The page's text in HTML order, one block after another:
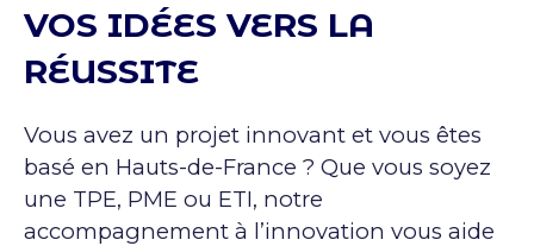
VOS IDÉES VERS LA
RÉUSSITE
Vous avez un projet innovant et vous êtes
basé en Hauts-de-France ? Que vous soyez
une TPE, PME ou ETI, notre
accompagnement à l’innovation vous aide